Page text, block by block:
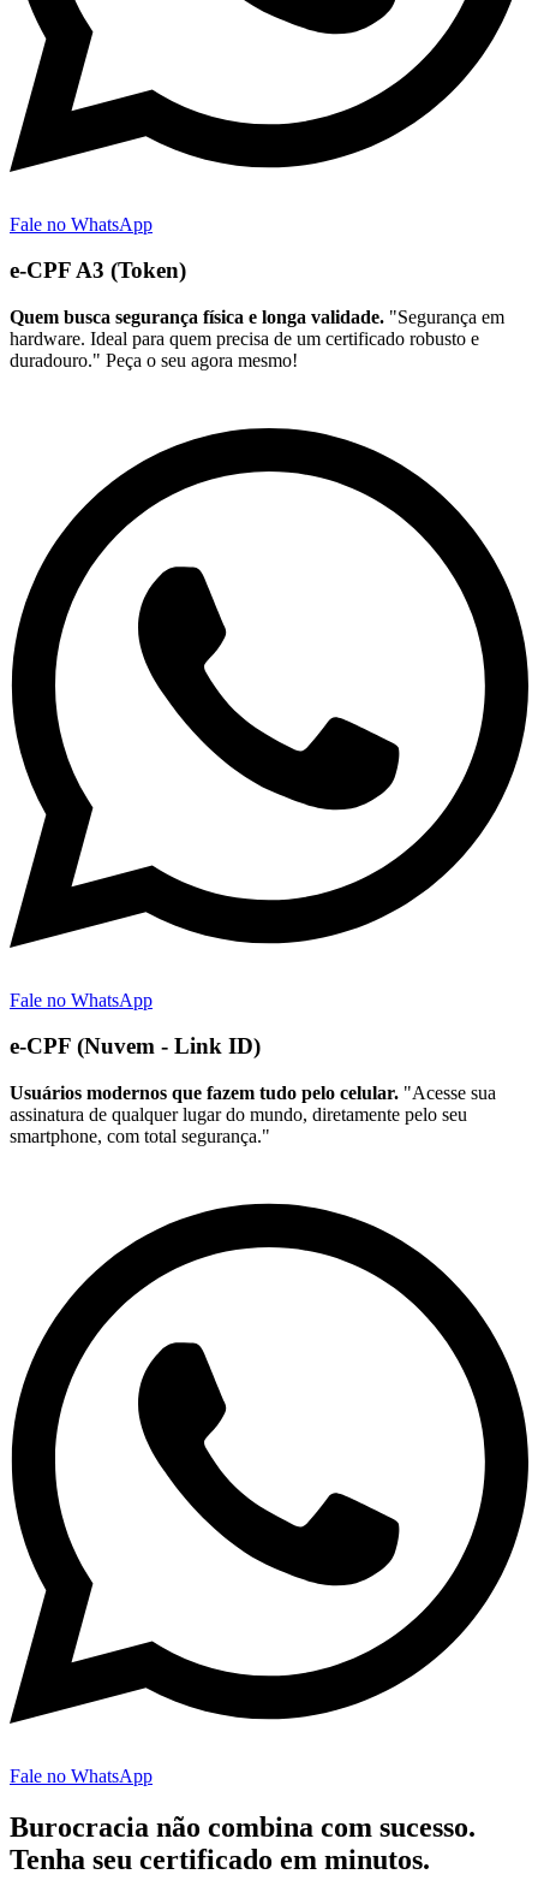
Fale no WhatsApp
e-CPF A3 (Token)
Quem busca segurança física e longa validade. "Segurança em
hardware. Ideal para quem precisa de um certificado robusto e
duradouro." Peça o seu agora mesmo!
Fale no WhatsApp
e-CPF (Nuvem - Link ID)
Usuários modernos que fazem tudo pelo celular. "Acesse sua
assinatura de qualquer lugar do mundo, diretamente pelo seu
smartphone, com total segurança."
Fale no WhatsApp
Burocracia não combina com sucesso.
Tenha seu certificado em minutos.